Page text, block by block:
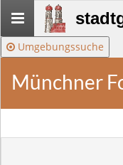
Stadtgeschichte-
München
Umgebungssuche
Münchner